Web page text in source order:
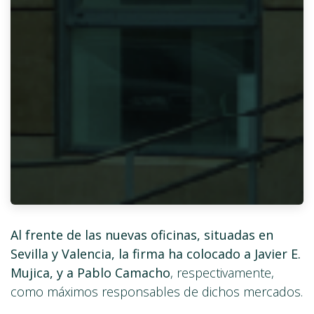
Al frente de las nuevas oficinas, situadas en
Sevilla y Valencia, la firma ha colocado a Javier E.
Mujica, y a Pablo Camacho, respectivamente,
como máximos responsables de dichos mercados.